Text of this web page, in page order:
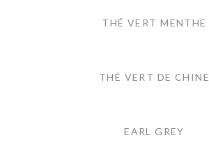
THÉ VERT MENTHE
THÉ VERT DE CHINE
EARL GREY